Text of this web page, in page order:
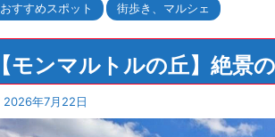
おすすめスポット 街歩き、マルシェ
【モンマルトルの丘】絶景
2026年7月22日